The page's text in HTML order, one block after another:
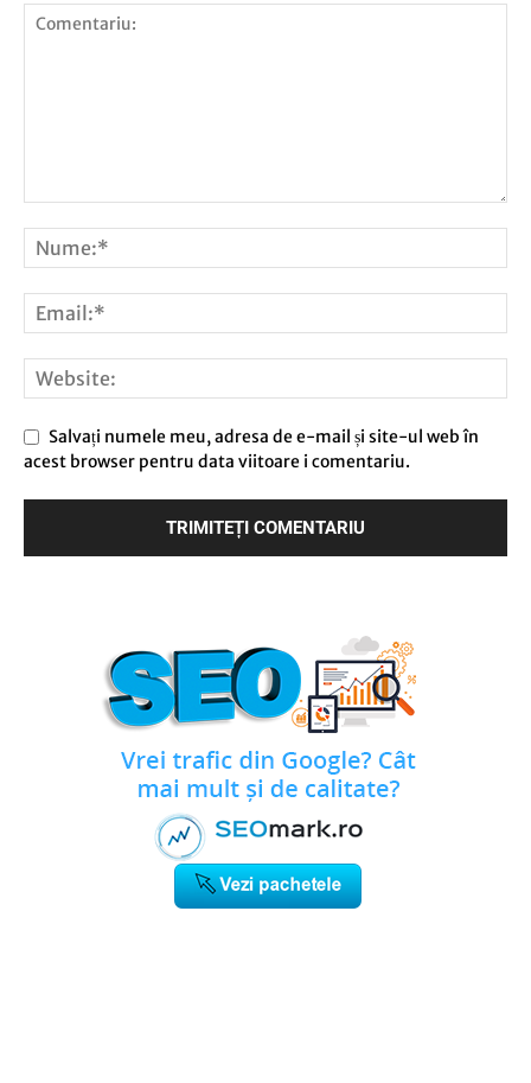
Salvați numele meu, adresa de e-mail și site-ul web în
acest browser pentru data viitoare i comentariu.